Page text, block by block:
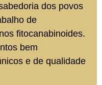
dos povos
de
fitocanabinoides.
bem
e de qualidade